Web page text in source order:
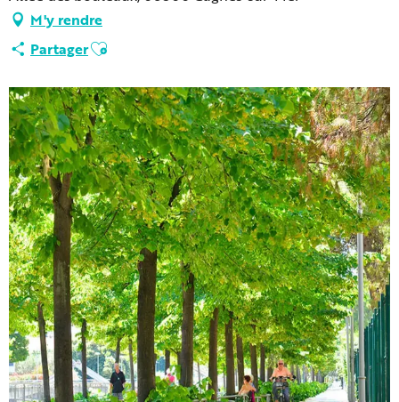
M'y rendre
PartagerAjouter aux favoris